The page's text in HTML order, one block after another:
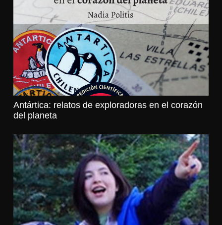
Antártica: relatos de exploradoras en el corazón
del planeta